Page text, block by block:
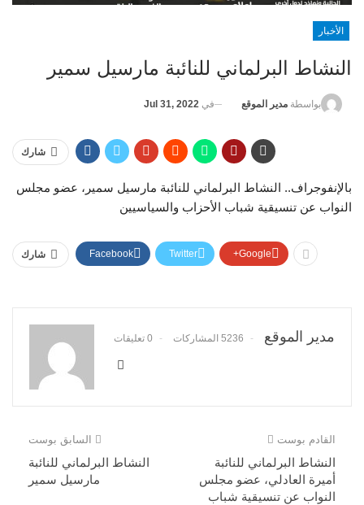
الأخبار
النشاط البرلماني للنائبة مارسيل سمير
بواسطة مدير الموقع في Jul 31, 2022
شارك
بالإنفوجراف.. النشاط البرلماني للنائبة مارسيل سمير، عضو مجلس
النواب عن تنسيقية شباب الأحزاب والسياسيين
شارك Facebook Twitter Google+
مدير الموقع 5236 المشاركات 0 تعليقات
السابق بوست
النشاط البرلماني للنائبة
مارسيل سمير
القادم بوست
النشاط البرلماني للنائبة
أميرة العادلي، عضو مجلس
النواب عن تنسيقية شباب